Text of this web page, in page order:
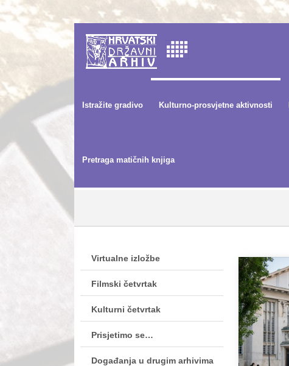
Istražite gradivo Kulturno-prosvjetne aktivnosti
Pretraga matičnih knjiga
Virtualne izložbe
Filmski četvrtak
Kulturni četvrtak
Prisjetimo se…
Događanja u drugim arhivima